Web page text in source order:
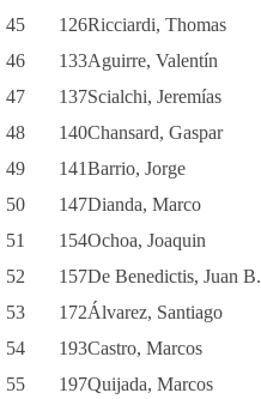
45
126Ricciardi, Thomas
46
133Aguirre, Valentín
47
137Scialchi, Jeremías
48
140Chansard, Gaspar
49
141Barrio, Jorge
50
147Dianda, Marco
51
154Ochoa, Joaquin
52
157De Benedictis, Juan B.
53
172Álvarez, Santiago
54
193Castro, Marcos
55
197Quijada, Marcos